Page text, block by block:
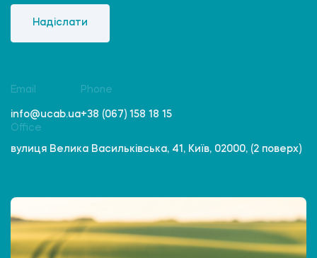
Надіслати
Email
info@ucab.ua
Phone
+38 (067) 158 18 15
Office
вулиця Велика Васильківська, 41, Київ, 02000, (2 поверх)